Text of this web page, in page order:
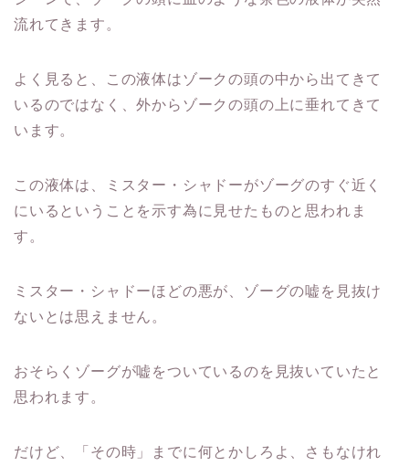
流れてきます。
よく見ると、この液体はゾークの頭の中から出てきて
いるのではなく、外からゾークの頭の上に垂れてきて
います。
この液体は、ミスター・シャドーがゾーグのすぐ近く
にいるということを示す為に見せたものと思われま
す。
ミスター・シャドーほどの悪が、ゾーグの嘘を見抜け
ないとは思えません。
おそらくゾーグが嘘をついているのを見抜いていたと
思われます。
だけど、「その時」までに何とかしろよ、さもなけれ